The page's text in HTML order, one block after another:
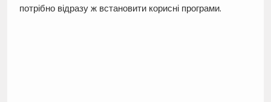
потрібно відразу ж встановити корисні програми.